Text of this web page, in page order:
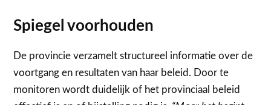
Spiegel voorhouden
De provincie verzamelt structureel informatie over de
voortgang en resultaten van haar beleid. Door te
monitoren wordt duidelijk of het provinciaal beleid